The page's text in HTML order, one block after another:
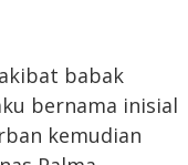
babak
bernama inisial
kemudian